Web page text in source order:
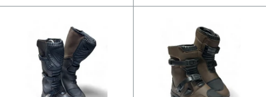
venta
venta